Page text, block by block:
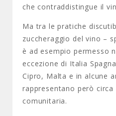
che contraddistingue il
Ma tra le pratiche
zuccheraggio del vino –
è ad esempio permesso
eccezione di Italia
Cipro, Malta e in alcune
rappresentano però circa
comunitaria.